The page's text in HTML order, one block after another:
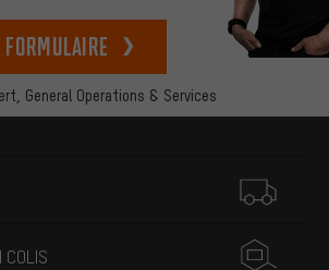
General Operations & Services
formulaire
COLIS